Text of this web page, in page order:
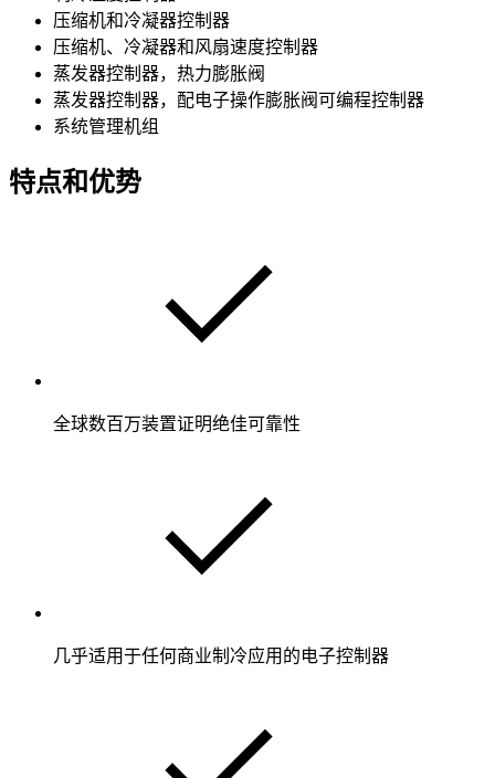
压缩机和冷凝器控制器
压缩机、冷凝器和风扇速度控制器
蒸发器控制器，热力膨胀阀
蒸发器控制器，配电子操作膨胀阀可编程控制器
系统管理机组
特点和优势
全球数百万装置证明绝佳可靠性
几乎适用于任何商业制冷应用的电子控制器